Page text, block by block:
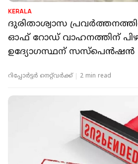
KERALA
ദുരിതാശ്വാസ
ഓഫ് റോഡ് വാഹനത്തിന്
ഉദ്യോഗസ്ഥന് സസ്പെൻഷൻ
റിപ്പോർട്ടർ നെറ്റ്‌വര്‍ക്ക്‌ 2 min read